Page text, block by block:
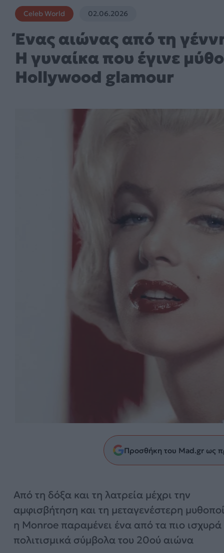
Celeb World 02.06.2026
Ένας αιώνας από τη
Η γυναίκα που έγινε
Hollywood glamour
Προσθήκη του Mad.gr ως
Από τη δόξα και τη λατρεία μέχρι την
αμφισβήτηση και τη μεταγενέστερη
η Monroe παραμένει ένα από τα πιο ισχυρά
πολιτισμικά σύμβολα του 20ού αιώνα